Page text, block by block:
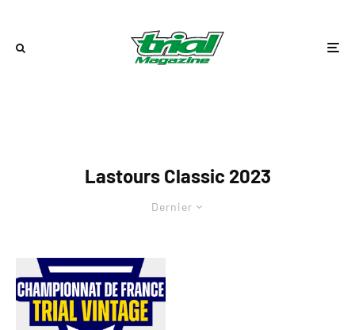
Lastours Classic 2023
Dernier